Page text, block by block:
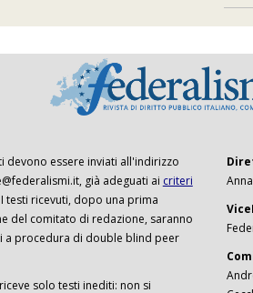
devono essere inviati all'indirizzo
già adeguati ai criteri
I testi ricevuti, dopo una prima
del comitato di redazione, saranno
a procedura di double blind peer
solo testi inediti: non si